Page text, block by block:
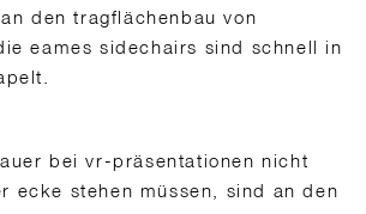
den tragflächenbau von
eames sidechairs sind schnell in
bei vr-präsentationen nicht
ecke stehen müssen, sind an den